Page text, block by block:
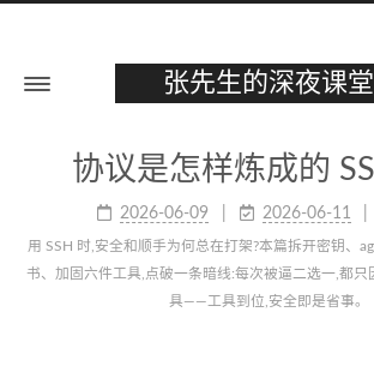
张先生的深夜课堂
协议是怎样炼成的
2026-06-09 2026-06-11
用 SSH 时,安全和顺手为何总在打架?本篇拆开密钥、
书、加固六件工具,点破一条暗线:每次被逼二选一,都只
具——工具到位,安全即是省事。